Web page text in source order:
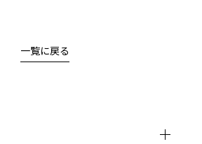
一覧に戻る